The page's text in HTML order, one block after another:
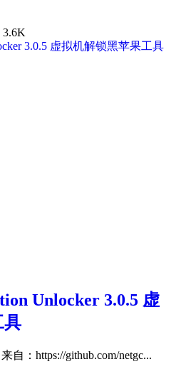
3.6K
Unlocker 3.0.5 虚
具
：https://github.com/netgc...